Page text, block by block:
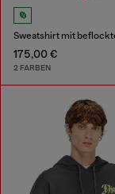
175,00 €
2 FARBEN